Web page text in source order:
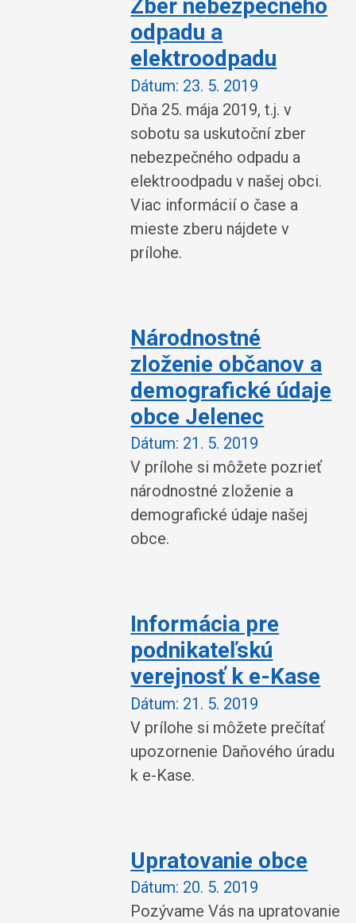
Zber nebezpečného
odpadu a
elektroodpadu
Dátum: 23. 5. 2019
Dňa 25. mája 2019, t.j. v
sobotu sa uskutoční zber
nebezpečného odpadu a
elektroodpadu v našej obci.
Viac informácií o čase a
mieste zberu nájdete v
prílohe.
Národnostné
zloženie občanov a
demografické údaje
obce Jelenec
Dátum: 21. 5. 2019
V prílohe si môžete pozrieť
národnostné zloženie a
demografické údaje našej
obce.
Informácia pre
podnikateľskú
verejnosť k e-Kase
Dátum: 21. 5. 2019
V prílohe si môžete prečítať
upozornenie Daňového úradu
k e-Kase.
Upratovanie obce
Dátum: 20. 5. 2019
Pozývame Vás na upratovanie